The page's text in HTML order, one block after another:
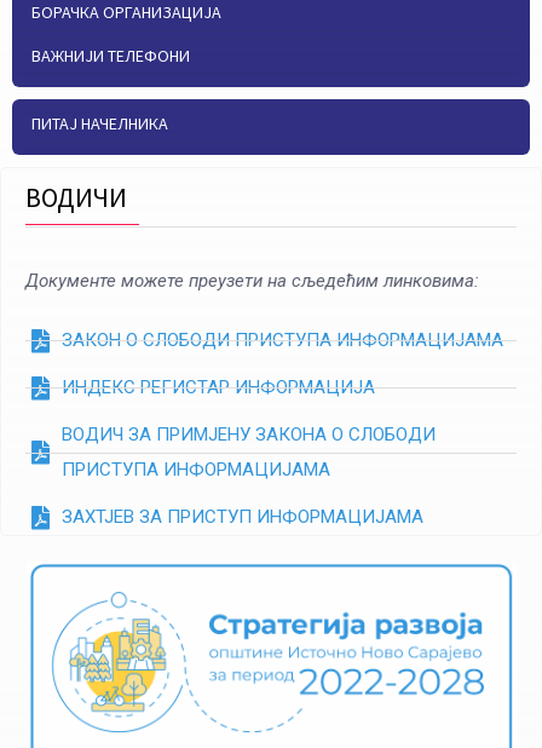
БОРАЧКА ОРГАНИЗАЦИЈА
ВАЖНИЈИ ТЕЛЕФОНИ
ПИТАЈ НАЧЕЛНИКА
ВОДИЧИ
Документе можете преузети на сљедећим линковима:
ЗАКОН О СЛОБОДИ ПРИСТУПА ИНФОРМАЦИЈАМА
ИНДЕКС РЕГИСТАР ИНФОРМАЦИЈА
ВОДИЧ ЗА ПРИМЈЕНУ ЗАКОНА О СЛОБОДИ
ПРИСТУПА ИНФОРМАЦИЈАМА
ЗАХТЈЕВ ЗА ПРИСТУП ИНФОРМАЦИЈАМА